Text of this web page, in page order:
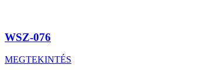
WSZ-076
MEGTEKINTÉS